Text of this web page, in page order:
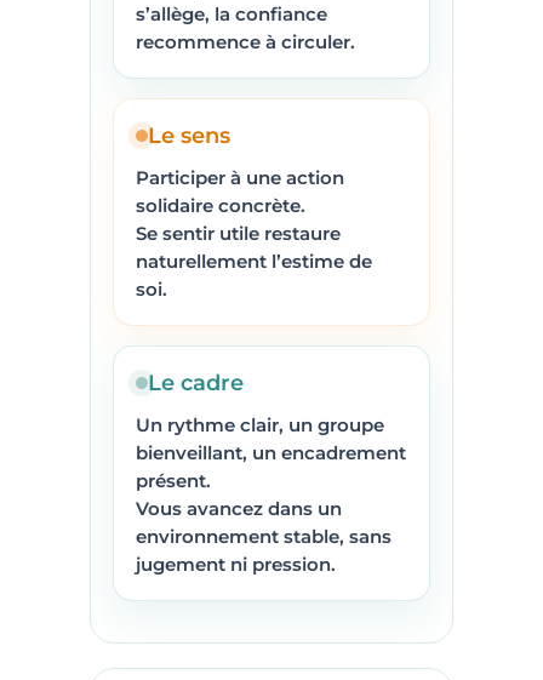
s’allège, la confiance
recommence à circuler.
Le sens
Participer à une action
solidaire concrète.
Se sentir utile restaure
naturellement l’estime de
soi.
Le cadre
Un rythme clair, un groupe
bienveillant, un encadrement
présent.
Vous avancez dans un
environnement stable, sans
jugement ni pression.